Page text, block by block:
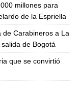
millones para
de la Espriella
de Carabineros a La
de Bogotá
que se convirtió